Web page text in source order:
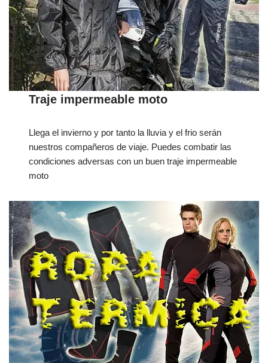
Traje impermeable moto
Llega el invierno y por tanto la lluvia y el frio serán
nuestros compañeros de viaje. Puedes combatir las
condiciones adversas con un buen traje impermeable
moto